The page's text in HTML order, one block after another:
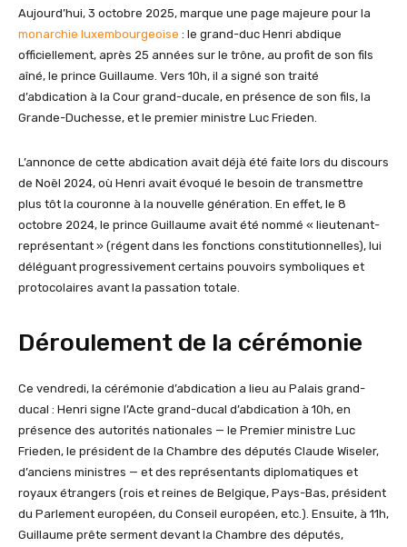
Aujourd’hui, 3 octobre 2025, marque une page majeure pour la
monarchie luxembourgeoise : le grand-duc Henri abdique
officiellement, après 25 années sur le trône, au profit de son fils
aîné, le prince Guillaume. Vers 10h, il a signé son traité
d’abdication à la Cour grand-ducale, en présence de son fils, la
Grande-Duchesse, et le premier ministre Luc Frieden.
L’annonce de cette abdication avait déjà été faite lors du discours
de Noël 2024, où Henri avait évoqué le besoin de transmettre
plus tôt la couronne à la nouvelle génération. En effet, le 8
octobre 2024, le prince Guillaume avait été nommé « lieutenant-
représentant » (régent dans les fonctions constitutionnelles), lui
déléguant progressivement certains pouvoirs symboliques et
protocolaires avant la passation totale.
Déroulement de la cérémonie
Ce vendredi, la cérémonie d’abdication a lieu au Palais grand-
ducal : Henri signe l’Acte grand-ducal d’abdication à 10h, en
présence des autorités nationales — le Premier ministre Luc
Frieden, le président de la Chambre des députés Claude Wiseler,
d’anciens ministres — et des représentants diplomatiques et
royaux étrangers (rois et reines de Belgique, Pays-Bas, président
du Parlement européen, du Conseil européen, etc.). Ensuite, à 11h,
Guillaume prête serment devant la Chambre des députés,